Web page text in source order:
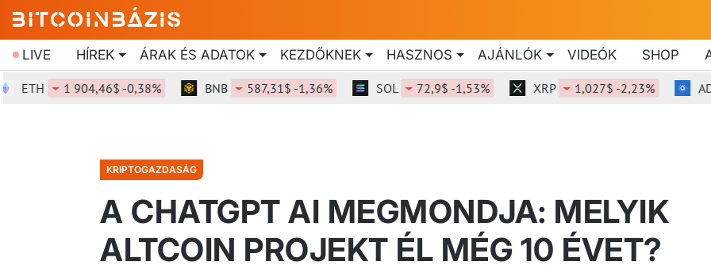
LIVE HÍREK ÁRAK ÉS ADATOK KEZDŐKNEK HASZNOS AJÁNLÓK VIDEÓK SHOP
1 904,46$ -0,38% BNB 587,31$ -1,36% SOL 72,9$ -1,53% XRP 1,027$ -2,23% ADA
KRIPTOGAZDASÁG
A CHATGPT AI MEGMONDJA: MELYIK
ALTCOIN PROJEKT ÉL MÉG 10 ÉVET?